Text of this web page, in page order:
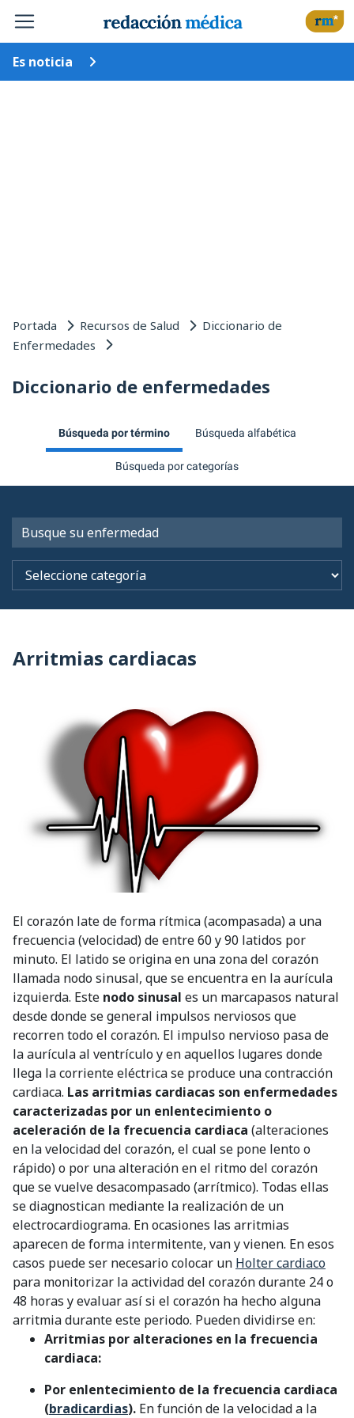
Es noticia
Portada Recursos de Salud Diccionario de
Enfermedades
Diccionario de enfermedades
Búsqueda por término Búsqueda alfabética
Búsqueda por categorías
Arritmias cardiacas
El corazón late de forma rítmica (acompasada) a una
frecuencia (velocidad) de entre 60 y 90 latidos por
minuto. El latido se origina en una zona del corazón
llamada nodo sinusal, que se encuentra en la aurícula
izquierda. Este nodo sinusal es un marcapasos natural
desde donde se general impulsos nerviosos que
recorren todo el corazón. El impulso nervioso pasa de
la aurícula al ventrículo y en aquellos lugares donde
llega la corriente eléctrica se produce una contracción
cardiaca. Las arritmias cardiacas son enfermedades
caracterizadas por un enlentecimiento o
aceleración de la frecuencia cardiaca (alteraciones
en la velocidad del corazón, el cual se pone lento o
rápido) o por una alteración en el ritmo del corazón
que se vuelve desacompasado (arrítmico). Todas ellas
se diagnostican mediante la realización de un
electrocardiograma. En ocasiones las arritmias
aparecen de forma intermitente, van y vienen. En esos
casos puede ser necesario colocar un Holter cardiaco
para monitorizar la actividad del corazón durante 24 o
48 horas y evaluar así si el corazón ha hecho alguna
arritmia durante este periodo. Pueden dividirse en:
Arritmias por alteraciones en la frecuencia
cardiaca:
Por enlentecimiento de la frecuencia cardiaca
(bradicardias). En función de la velocidad a la